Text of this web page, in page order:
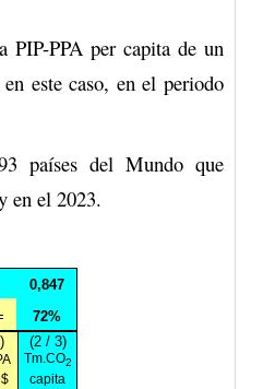
PIP-PPA per capita de un
este caso, en el periodo
países del Mundo que
en el 2023.
0,847
72%
(2 / 3)
Tm.CO2
capita